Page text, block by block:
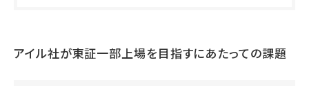
アイル社が東証一部上場を目指すにあたっての課題